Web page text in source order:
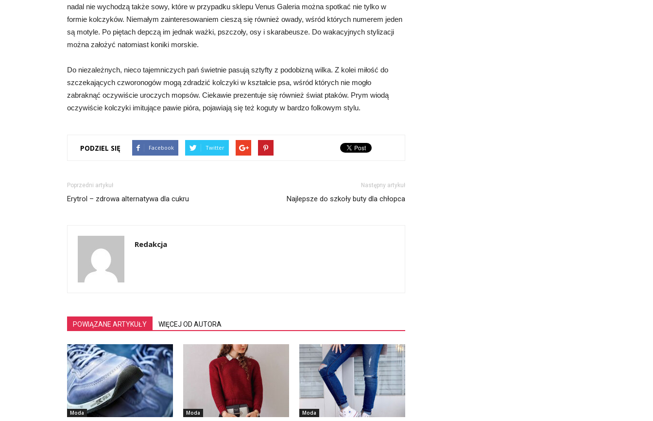
nadal nie wychodzą także sowy, które w przypadku sklepu Venus Galeria można spotkać nie tylko w
formie kolczyków. Niemałym zainteresowaniem cieszą się również owady, wśród których numerem jeden
są motyle. Po piętach depczą im jednak ważki, pszczoły, osy i skarabeusze. Do wakacyjnych stylizacji
można założyć natomiast koniki morskie.
Do niezależnych, nieco tajemniczych pań świetnie pasują sztyfty z podobizną wilka. Z kolei miłość do
szczekających czworonogów mogą zdradzić kolczyki w kształcie psa, wśród których nie mogło
zabraknąć oczywiście uroczych mopsów. Ciekawie prezentuje się również świat ptaków. Prym wiodą
oczywiście kolczyki imitujące pawie pióra, pojawiają się też koguty w bardzo folkowym stylu.
PODZIEL SIĘ Facebook Twitter
Poprzedni artykuł
Erytrol – zdrowa alternatywa dla cukru
Następny artykuł
Najlepsze do szkoły buty dla chłopca
Redakcja
POWIĄZANE ARTYKUŁY WIĘCEJ OD AUTORA
Moda Moda Moda